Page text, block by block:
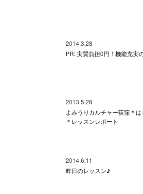
2014.3.28
PR: 実質負担0円！機能充実
2013.5.28
よみうりカルチャー荻窪＊
＊レッスンレポート
2014.6.11
昨日のレッスン♪